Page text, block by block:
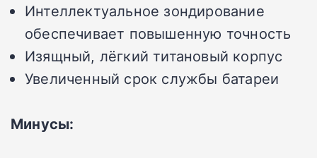
Интеллектуальное зондирование
обеспечивает повышенную точность
Изящный, лёгкий титановый корпус
Увеличенный срок службы батареи
Минусы: